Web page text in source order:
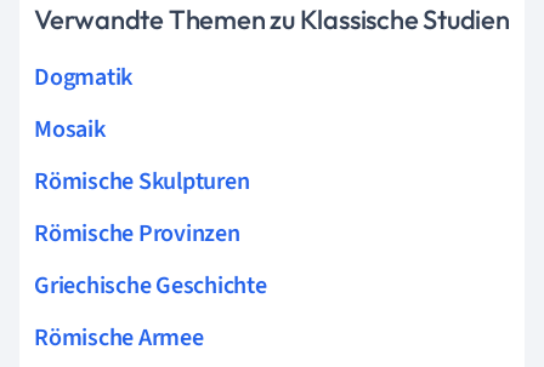
Verwandte Themen zu Klassische Studien
Dogmatik
Mosaik
Römische Skulpturen
Römische Provinzen
Griechische Geschichte
Römische Armee